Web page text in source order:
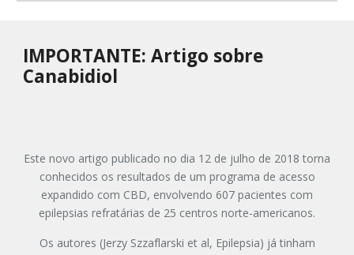
IMPORTANTE: Artigo sobre
Canabidiol
Este novo artigo publicado no dia 12 de julho de 2018 torna
conhecidos os resultados de um programa de acesso
expandido com CBD, envolvendo 607 pacientes com
epilepsias refratárias de 25 centros norte-americanos.
Os autores (Jerzy Szzaflarski et al, Epilepsia) já tinham